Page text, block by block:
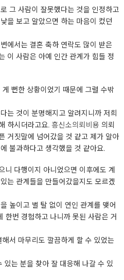
그 사람이 잘못했다는 것을 인정하고
을 보고 알았으면 하는 마음이 컸던
에서는 결혼 축하 연락도 많이 받은
이 사람은 아예 인간 관계가 힘들 정
뻔한 상황이었기 때문에 그럴 수밖
는 것이 분명해지고 알려지니까 저희
하시더라고요. 흥신소의뢰비용 의뢰
거짓말에 넘어갔을 것 같고 제가 알아
불과하다고 생각했을 것 같아요.
니 다행이지 아니었으면 이후에도 계
는 관계들을 만들어갔을지도 모르겠
높이고 별 탈 없이 연인 관계를 맺어
한번 경험하고 나니까 못된 사람은 거
서 마무리도 깔끔하게 할 수 있었는
있는 분을 찾아 잘 대응해 나갈 수 있